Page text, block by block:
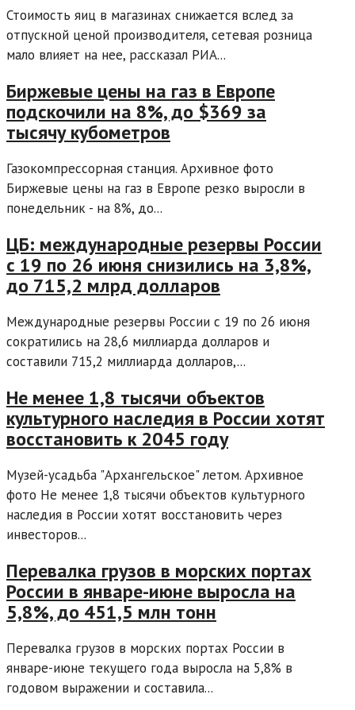
Стоимость яиц в магазинах снижается вслед за
отпускной ценой производителя, сетевая розница
мало влияет на нее, рассказал РИА...
Биржевые цены на газ в Европе
подскочили на 8%, до $369 за
тысячу кубометров
Газокомпрессорная станция. Архивное фото
Биржевые цены на газ в Европе резко выросли в
понедельник - на 8%, до...
ЦБ: международные резервы России
с 19 по 26 июня снизились на 3,8%,
до 715,2 млрд долларов
Международные резервы России с 19 по 26 июня
сократились на 28,6 миллиарда долларов и
составили 715,2 миллиарда долларов,...
Не менее 1,8 тысячи объектов
культурного наследия в России хотят
восстановить к 2045 году
Музей-усадьба "Архангельское" летом. Архивное
фото Не менее 1,8 тысячи объектов культурного
наследия в России хотят восстановить через
инвесторов...
Перевалка грузов в морских портах
России в январе-июне выросла на
5,8%, до 451,5 млн тонн
Перевалка грузов в морских портах России в
январе-июне текущего года выросла на 5,8% в
годовом выражении и составила...